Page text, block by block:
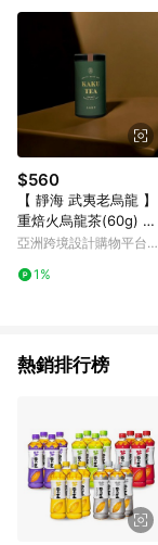
貨後 45 天後發送。
運費，攤位費等不具
顏色、價位、贈品如
Pinkoi 購物商品資訊
則請以點數紅包活動
頁面後才首次下載
上，首次下載 Pinkoi
面，方享導購資格。
$560
【 靜海 武夷老烏龍 】
重焙火烏龍茶(60g) 臺
灣原葉茶 鐵罐散茶
亞洲跨境設計購物平台
1%
熱銷排行榜